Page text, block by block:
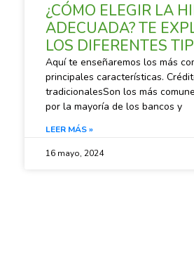
¿CÓMO ELEGIR LA
ADECUADA? TE
LOS DIFERENTES
Aquí te enseñaremos los más
principales características.
tradicionalesSon los más
por la mayoría de los bancos y
LEER MÁS »
16 mayo, 2024